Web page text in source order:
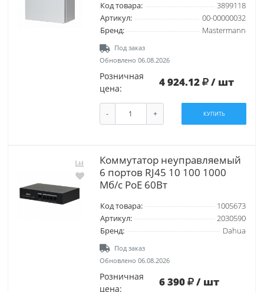
Код товара:
3899118
Артикул:
00-00000032
Бренд:
Mastermann
Под заказ
Обновлено 06.08.2026
Розничная
цена:
4 924.12 / шт
- + КУПИТЬ
Коммутатор неуправляемый
6 портов RJ45 10 100 1000
Мб/с PoE 60Вт
Код товара:
1005673
Артикул:
2030590
Бренд:
Dahua
Под заказ
Обновлено 06.08.2026
Розничная
цена:
6 390 / шт